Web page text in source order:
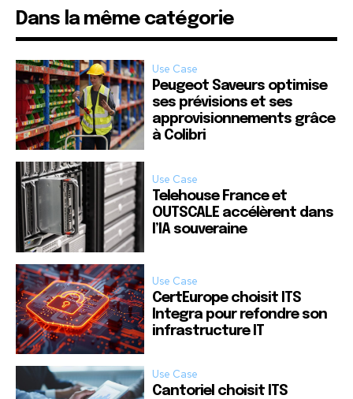
Dans la même catégorie
Use Case
Peugeot Saveurs optimise
ses prévisions et ses
approvisionnements grâce
à Colibri
Use Case
Telehouse France et
OUTSCALE accélèrent dans
l’IA souveraine
Use Case
CertEurope choisit ITS
Integra pour refondre son
infrastructure IT
Use Case
Cantoriel choisit ITS